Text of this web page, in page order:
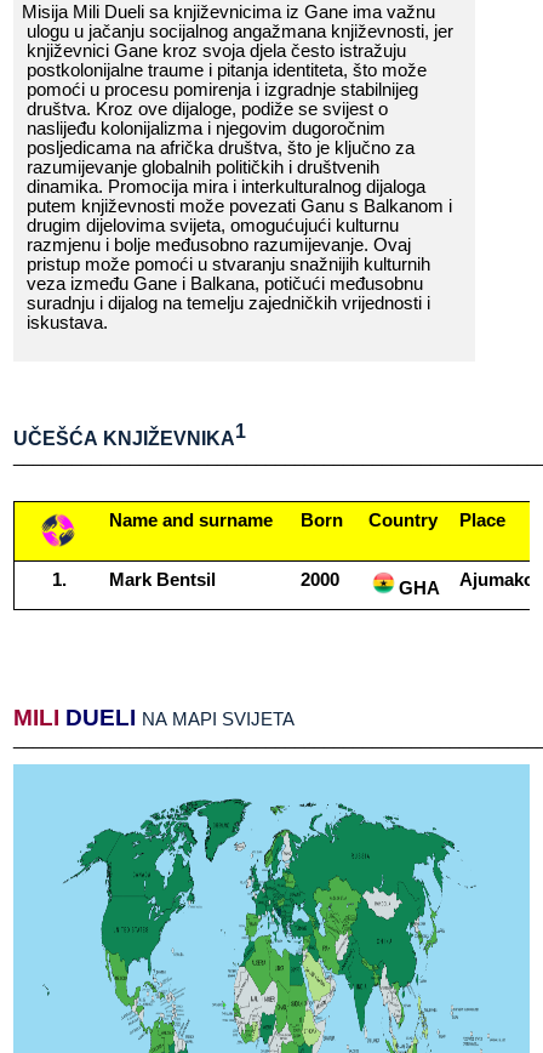
Misija​​ Mili​​ Dueli​​ sa​​ književnicima​​ iz​​ Gane​​ ima​​ važnu​​
ulogu​​ u​​ jačanju​​ socijalnog​​ angažmana​​ književnosti,​​ jer​​
književnici​​ Gane​​ kroz​​ svoja​​ djela​​ često​​ istražuju​​
postkolonijalne​​ traume​​ i​​ pitanja​​ identiteta,​​ što​​ može​​
pomoći​​ u​​ procesu​​ pomirenja​​ i​​ izgradnje​​ stabilnijeg​​
društva.​​ Kroz​​ ove​​ dijaloge,​​ podiže​​ se​​ svijest​​ o​​
naslijeđu​​ kolonijalizma​​ i​​ njegovim​​ dugoročnim​​
posljedicama​​ na​​ afrička​​ društva,​​ što​​ je​​ ključno​​ za​​
razumijevanje​​ globalnih​​ političkih​​ i​​ društvenih​​
dinamika.​​ Promocija​​ mira​​ i​​ interkulturalnog​​ dijaloga​​
putem​​ književnosti​​ može​​ povezati​​ Ganu​​ s​​ Balkanom​​ i​​
drugim​​ dijelovima​​ svijeta,​​ omogućujući​​ kulturnu​​
razmjenu​​ i​​ bolje​​ međusobno​​ razumijevanje.​​ Ovaj​​
pristup​​ može​​ pomoći​​ u​​ stvaranju​​ snažnijih​​ kulturnih​​
veza​​ između​​ Gane​​ i​​ Balkana,​​ potičući​​ međusobnu​​
suradnju​​ i​​ dijalog​​ na​​ temelju​​ zajedničkih​​ vrijednosti​​ i​​
iskustava.
UČEŠĆA​​ KNJIŽEVNIKA1
Name​​ and​​ surname Born Country Place
Mark​​ Bentsil 2000 GHA Ajumako​​
MILI DUELI NA​​ MAPI​​ SVIJETA